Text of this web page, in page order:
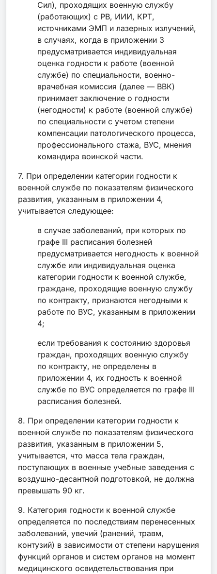
Сил), проходящих военную службу
(работающих) с РВ, ИИИ, КРТ,
источниками ЭМП и лазерных излучений,
в случаях, когда в приложении 3
предусматривается индивидуальная
оценка годности к работе (военной
службе) по специальности, военно-
врачебная комиссия (далее — ВВК)
принимает заключение о годности
(негодности) к работе (военной службе)
по специальности с учетом степени
компенсации патологического процесса,
профессионального стажа, ВУС, мнения
командира воинской части.
7. При определении категории годности к
военной службе по показателям физического
развития, указанным в приложении 4,
учитывается следующее:
в случае заболеваний, при которых по
графе III расписания болезней
предусматривается негодность к военной
службе или индивидуальная оценка
категории годности к военной службе,
граждане, проходящие военную службу
по контракту, признаются негодными к
работе по ВУС, указанным в приложении
4;
если требования к состоянию здоровья
граждан, проходящих военную службу
по контракту, не определены в
приложении 4, их годность к военной
службе по ВУС определяется по графе III
расписания болезней.
8. При определении категории годности к
военной службе по показателям физического
развития, указанным в приложении 5,
учитывается, что масса тела граждан,
поступающих в военные учебные заведения с
воздушно-десантной подготовкой, не должна
превышать 90 кг.
9. Категория годности к военной службе
определяется по последствиям перенесенных
заболеваний, увечий (ранений, травм,
контузий) в зависимости от степени нарушения
функций органов и систем органов на момент
медицинского освидетельствования при